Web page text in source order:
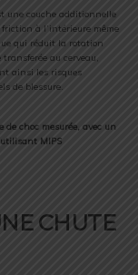
une couche additionnelle
à l’intérieure même
qui réduit la rotation
transferée au cerveau,
ainsi les risques
de blessure.
de choc mesurée, avec un
MIPS
CHUTE